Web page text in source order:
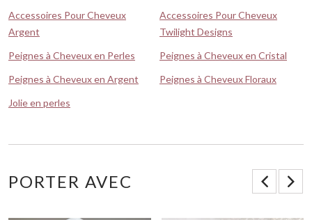
Accessoires Pour Cheveux
Argent
Accessoires Pour Cheveux
Twilight Designs
Peignes à Cheveux en Perles
Peignes à Cheveux en Cristal
Peignes à Cheveux en Argent
Peignes à Cheveux Floraux
Jolie en perles
PORTER AVEC